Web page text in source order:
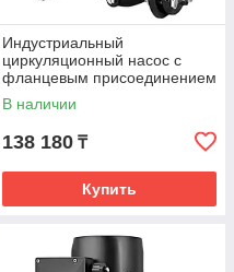
Индустриальный
циркуляционный насос с
фланцевым присоединением
ALTECO PH 50/1100 F
В наличии
138 180 ₸
Купить